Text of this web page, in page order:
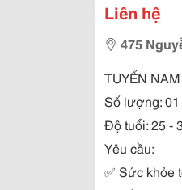
Liên hệ
475
TUYỂN
Số lượng:
Độ tuổi: 25 -
Yêu cầu:
✅ Sức khỏe